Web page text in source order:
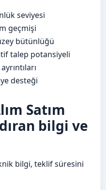
seviyesi
geçmişi
bütünlüğü
talep potansiyeli
desteği
Satım
bilgi ve
bilgi, teklif süresini